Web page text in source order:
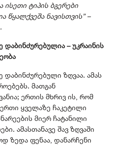
ტიპის ბგერები
წყალქვეშა ნავისთვის” –
დაბინძურებულია – უკრაინის
დაბინძურებული ზღვაა. ამას
მათგან
ერთის მხრივ ის, რომ
ყველაზე ჩაკეტილი
მიერ ჩატანილი
ამასთანავე შავ ზღვაში
ზედა ფენაა, დანარჩენი